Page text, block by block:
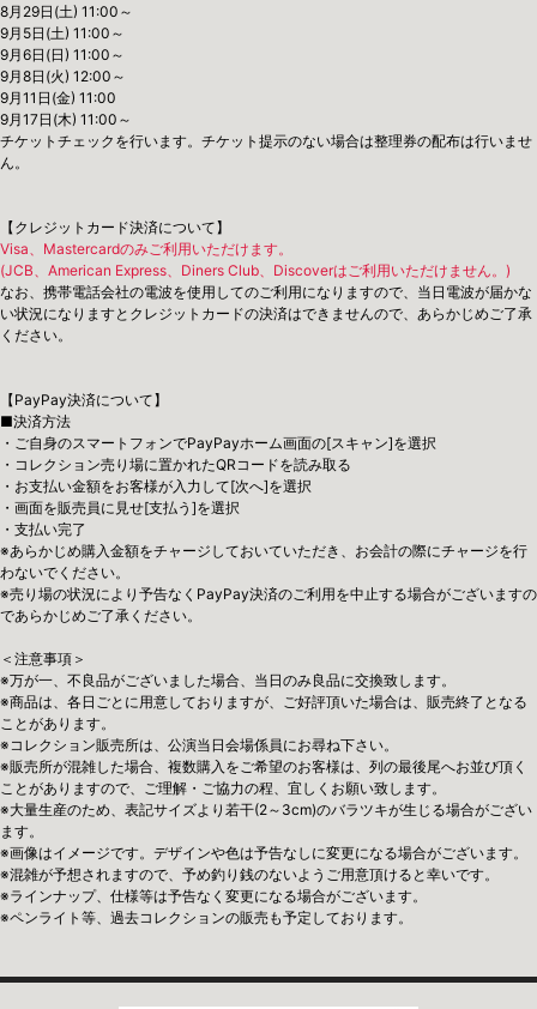
8月29日(土) 11:00～
9月5日(土) 11:00～
9月6日(日) 11:00～
9月8日(火) 12:00～
9月11日(金) 11:00
9月17日(木) 11:00～
チケットチェックを行います。チケット提示のない場合は整理券の配布は行いませ
ん。
【クレジットカード決済について】
Visa、Mastercardのみご利用いただけます。
(JCB、American Express、Diners Club、Discoverはご利用いただけません。)
なお、携帯電話会社の電波を使用してのご利用になりますので、当日電波が届かな
い状況になりますとクレジットカードの決済はできませんので、あらかじめご了承
ください。
【PayPay決済について】
■決済方法
・ご自身のスマートフォンでPayPayホーム画面の[スキャン]を選択
・コレクション売り場に置かれたQRコードを読み取る
・お支払い金額をお客様が入力して[次へ]を選択
・画面を販売員に見せ[支払う]を選択
・支払い完了
※あらかじめ購入金額をチャージしておいていただき、お会計の際にチャージを行
わないでください。
※売り場の状況により予告なくPayPay決済のご利用を中止する場合がございますの
であらかじめご了承ください。
＜注意事項＞
※万が一、不良品がございました場合、当日のみ良品に交換致します。
※商品は、各日ごとに用意しておりますが、ご好評頂いた場合は、販売終了となる
ことがあります。
※コレクション販売所は、公演当日会場係員にお尋ね下さい。
※販売所が混雑した場合、複数購入をご希望のお客様は、列の最後尾へお並び頂く
ことがありますので、ご理解・ご協力の程、宜しくお願い致します。
※大量生産のため、表記サイズより若干(2～3cm)のバラツキが生じる場合がござい
ます。
※画像はイメージです。デザインや色は予告なしに変更になる場合がございます。
※混雑が予想されますので、予め釣り銭のないようご用意頂けると幸いです。
※ラインナップ、仕様等は予告なく変更になる場合がございます。
※ペンライト等、過去コレクションの販売も予定しております。